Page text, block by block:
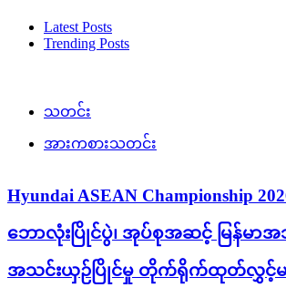
Latest Posts
Trending Posts
သတင်း
အားကစားသတင်း
Hyundai ASEAN Championship
ဘောလုံးပြိုင်ပွဲ၊ အုပ်စုအဆင့် မြန်မာအ
အသင်းယှဉ်ပြိုင်မှု တိုက်ရိုက်ထုတ်လွှင့်